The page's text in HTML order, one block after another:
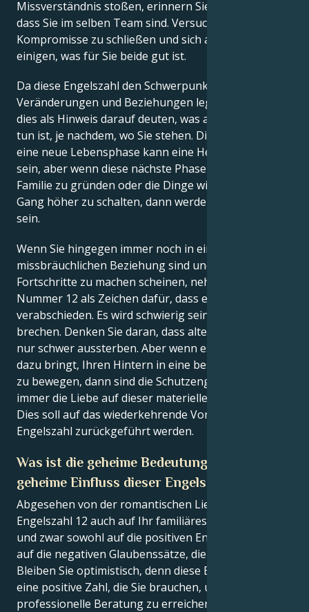
Missverständnis stoßen, erinnern Sie sich daran,
dass Sie im selben Team sind. Versuchen Sie,
Kompromisse zu schließen und sich auf das zu
einigen, was für Sie beide gut ist.
Da diese Engelszahl den Schwerpunkt auf
Veränderungen und Beziehungen legt, können Sie
dies als Hinweis darauf deuten, was als Nächstes zu
tun ist, je nachdem, wo Sie stehen. Die Anpassung an
eine neue Lebensphase kann eine Herausforderung
sein, aber wenn diese nächste Phase die ist, eine
Familie zu gründen oder die Dinge wie erhofft einen
Gang höher zu schalten, dann werden sie es alle wert
sein.
Wenn Sie hingegen immer noch in einer
missbräuchlichen Beziehung sind und keine
Fortschritte zu machen scheinen, nehmen Sie Engel
Nummer 12 als Zeichen dafür, dass es Zeit ist, sich zu
verabschieden. Es wird schwierig sein. Dein Herz wird
brechen. Denken Sie daran, dass alte Gewohnheiten
nur schwer aussterben. Aber wenn es das ist, was Sie
dazu bringt, Ihren Hintern in eine bessere Zukunft
zu bewegen, dann sind die Schutzengel dafür – was
immer die Liebe auf dieser materiellen Ebene erhöht.
Dies soll auf das wiederkehrende Vorkommen dieser
Engelszahl zurückgeführt werden.
Was ist die geheime Bedeutung und der
geheime Einfluss dieser Engelszahl?
Abgesehen von der romantischen Liebe wirkt sich die
Engelszahl 12 auch auf Ihr familiäres Umfeld aus,
und zwar sowohl auf die positiven Energien als auch
auf die negativen Glaubenssätze, die es umgeben.
Bleiben Sie optimistisch, denn diese Engelszahl ist
eine positive Zahl, die Sie brauchen, um Frieden und
professionelle Beratung zu erreichen.